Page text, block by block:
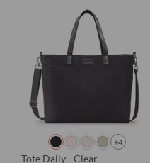
+4
Tote Daily - Clear